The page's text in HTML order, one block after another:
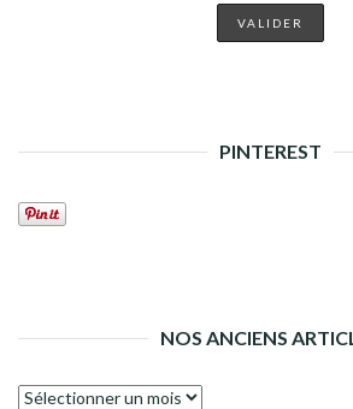
PINTEREST
NOS ANCIENS
Nos